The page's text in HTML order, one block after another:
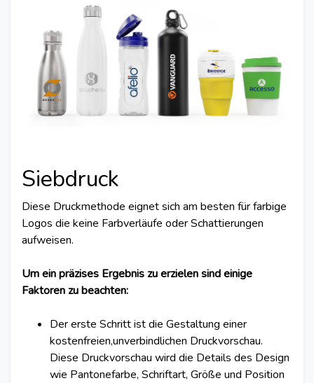
Siebdruck
Diese Druckmethode eignet sich am besten für farbige
Logos die keine Farbverläufe oder Schattierungen
aufweisen.
Um ein präzises Ergebnis zu erzielen sind einige
Faktoren zu beachten:
Der erste Schritt ist die Gestaltung einer
kostenfreien,unverbindlichen Druckvorschau.
Diese Druckvorschau wird die Details des Design
wie Pantonefarbe, Schriftart, Größe und Position